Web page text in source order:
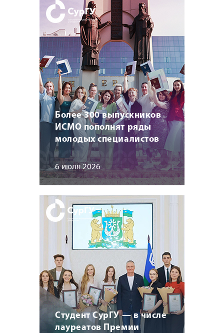
Более 300 выпускников
ИСМО пополнят ряды
молодых специалистов
6 июля 2026
Студент СурГУ — в числе
лауреатов Премии